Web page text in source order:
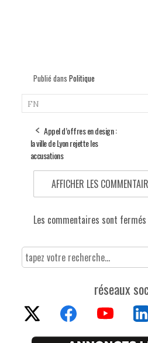
Publié dans Politique
FN
Appel d’offres en design :
la ville de Lyon rejette les
accusations
AFFICHER LES
Les commentaires sont fermés
réseaux